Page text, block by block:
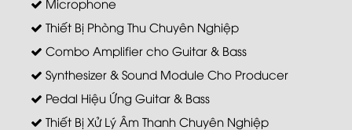
Thiết Bị Phòng Thu Chuyên Nghiệp
Combo Amplifier cho Guitar & Bass
Synthesizer & Sound Module Cho Producer
Pedal Hiệu Ứng Guitar & Bass
Thiết Bị Xử Lý Âm Thanh Chuyên Nghiệp